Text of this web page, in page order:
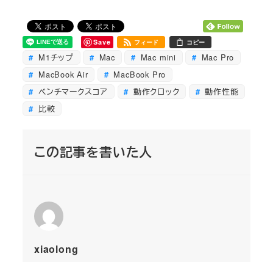
Save フィード コピー
M1チップ Mac Mac mini
Mac Pro
MacBook Air
MacBook Pro
ベンチマークスコア
動作クロック
動作性能
比較
この記事を書いた人
xiaolong